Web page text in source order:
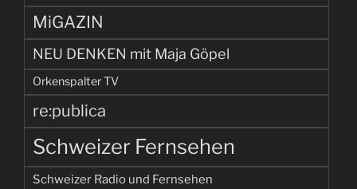
MiGAZIN
NEU DENKEN mit Maja Göpel
Orkenspalter TV
re:publica
Schweizer Fernsehen
Schweizer Radio und Fernsehen